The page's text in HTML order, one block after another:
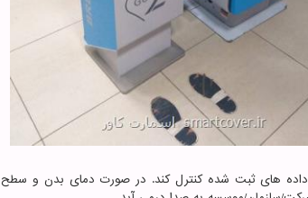
داده های ثبت شده کنترل کند. در صورت دمای بدن و سطح